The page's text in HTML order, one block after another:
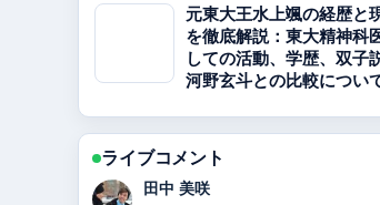
元東大王水上颯の経歴と
を徹底解説：東大精神科
しての活動、学歴、双子
河野玄斗との比較につい
ライブコメント
中村 悠斗